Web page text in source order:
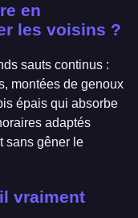
en
les voisins ?
sauts continus :
montées de genoux
épais qui absorbe
adaptés
sans gêner le
vraiment